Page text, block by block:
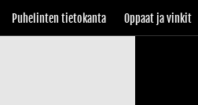
Puhelinten tietokanta Oppaat ja vinkit